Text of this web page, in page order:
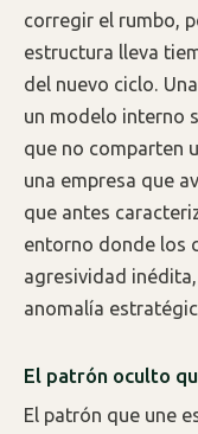
corregir el rumbo,
estructura lleva
del nuevo ciclo.
un modelo interno
que no comparten
una empresa que
que antes
entorno donde los
agresividad
anomalía
El patrón oculto
El patrón que une